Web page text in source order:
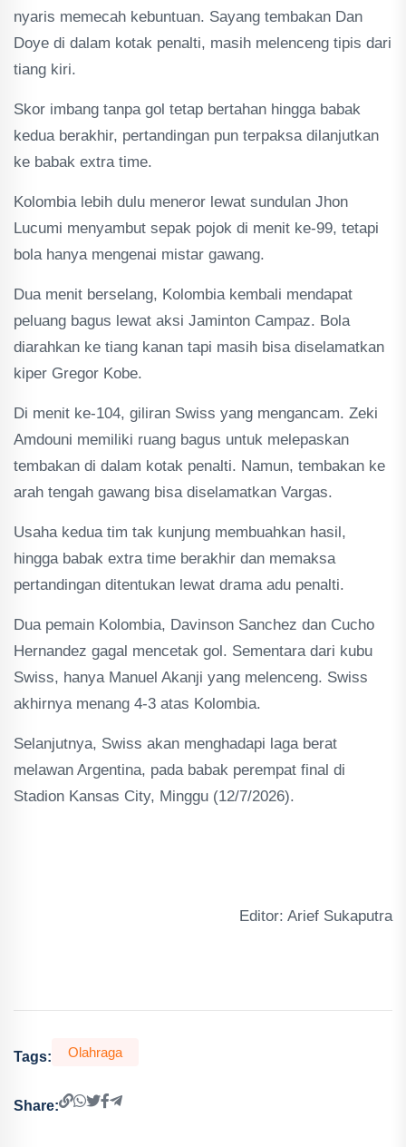
nyaris memecah kebuntuan. Sayang tembakan Dan
Doye di dalam kotak penalti, masih melenceng tipis dari
tiang kiri.
Skor imbang tanpa gol tetap bertahan hingga babak
kedua berakhir, pertandingan pun terpaksa dilanjutkan
ke babak extra time.
Kolombia lebih dulu meneror lewat sundulan Jhon
Lucumi menyambut sepak pojok di menit ke-99, tetapi
bola hanya mengenai mistar gawang.
Dua menit berselang, Kolombia kembali mendapat
peluang bagus lewat aksi Jaminton Campaz. Bola
diarahkan ke tiang kanan tapi masih bisa diselamatkan
kiper Gregor Kobe.
Di menit ke-104, giliran Swiss yang mengancam. Zeki
Amdouni memiliki ruang bagus untuk melepaskan
tembakan di dalam kotak penalti. Namun, tembakan ke
arah tengah gawang bisa diselamatkan Vargas.
Usaha kedua tim tak kunjung membuahkan hasil,
hingga babak extra time berakhir dan memaksa
pertandingan ditentukan lewat drama adu penalti.
Dua pemain Kolombia, Davinson Sanchez dan Cucho
Hernandez gagal mencetak gol. Sementara dari kubu
Swiss, hanya Manuel Akanji yang melenceng. Swiss
akhirnya menang 4-3 atas Kolombia.
Selanjutnya, Swiss akan menghadapi laga berat
melawan Argentina, pada babak perempat final di
Stadion Kansas City, Minggu (12/7/2026).
Editor: Arief Sukaputra
Tags: Olahraga
Share: